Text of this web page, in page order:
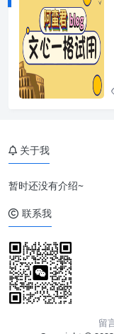
关于我
暂时还没有介绍~
联系我
留